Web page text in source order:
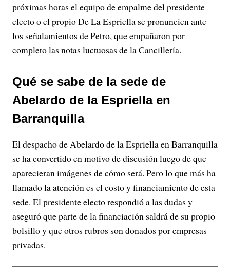
próximas horas el equipo de empalme del presidente
electo o el propio De La Espriella se pronuncien ante
los señalamientos de Petro, que empañaron por
completo las notas luctuosas de la Cancillería.
Qué se sabe de la sede de
Abelardo de la Espriella en
Barranquilla
El despacho de Abelardo de la Espriella en Barranquilla
se ha convertido en motivo de discusión luego de que
aparecieran imágenes de cómo será. Pero lo que más ha
llamado la atención es el costo y financiamiento de esta
sede. El presidente electo respondió a las dudas y
aseguró que parte de la financiación saldrá de su propio
bolsillo y que otros rubros son donados por empresas
privadas.